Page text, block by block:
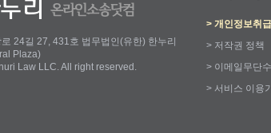
24길 27, 431호 법무법인(유한) 한누리
Plaza)
Law LLC. All right reserved.
> 개인정보취
> 저작권 정책
> 이메일무단
> 서비스 이용